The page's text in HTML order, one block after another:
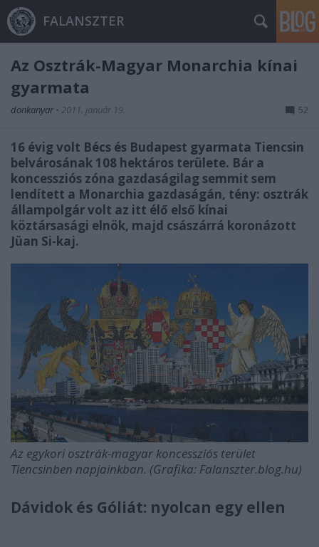
FALANSZTER
Az Osztrák-Magyar Monarchia kínai
gyarmata
donkanyar • 2011. január 19. 52
16 évig volt Bécs és Budapest gyarmata Tiencsin
belvárosának 108 hektáros területe. Bár a
koncessziós zóna gazdaságilag semmit sem
lendített a Monarchia gazdaságán, tény: osztrák
állampolgár volt az itt élő első kínai
köztársasági elnök, majd császárrá koronázott
Jüan Si-kaj.
Az egykori osztrák-magyar koncessziós terület
Tiencsinben napjainkban. (Grafika: Falanszter.blog.hu)
Dávidok és Góliát: nyolcan egy ellen